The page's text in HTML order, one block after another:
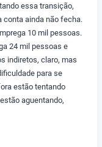
essa transição,
conta ainda não fecha.
10 mil pessoas.
24 mil pessoas e
indiretos, claro, mas
para se
estão tentando
aguentando,